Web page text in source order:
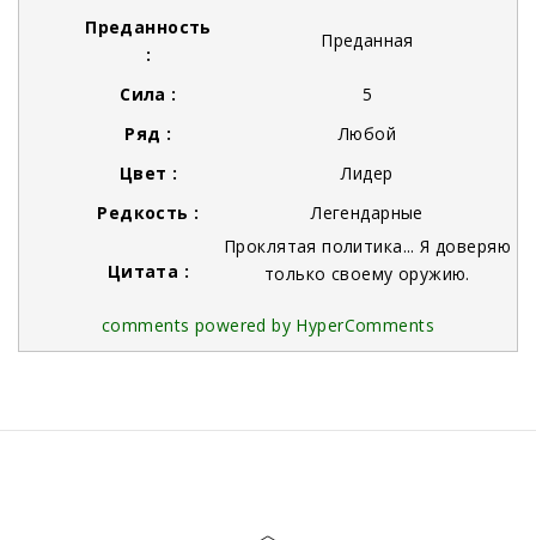
Преданность
:
Преданная
Сила :
5
Ряд :
Любой
Цвет :
Лидер
Редкость :
Легендарные
Цитата :
Проклятая политика... Я доверяю
только своему оружию.
comments powered by HyperComments